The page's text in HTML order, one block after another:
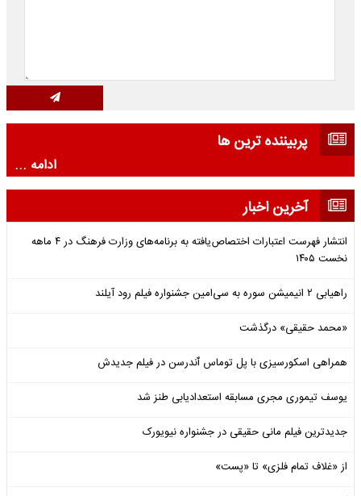
پربیننده ترین ها
ادامه ...
آخرین اخبار
انتشار فهرست اعتبارات اختصاص‌یافته به برنامه‌های وزارت فرهنگ در ۴ ماهه
نخست ۱۴۰۵
راهیابی ۲ انیمیشن سوره به سی‌امین جشنواره فیلم رود آیلند
«محمد حقیقی» درگذشت
همراهی اسکورسیزی با پل توماس ٱندرسن در فیلم جدیدش
یوسف تیموری مجری مسابقه استعدادیابی طنز شد
جدیدترین فیلم مانی حقیقی در جشنواره نیویورک
از «غلاف تمام فلزی» تا «پست»